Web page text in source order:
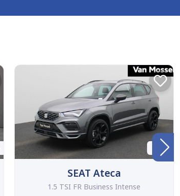
BTW
SEAT Ateca
1.5 TSI FR Business Intense